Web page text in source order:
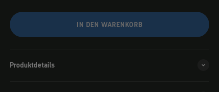
IN DEN WARENKORB
Produktdetails